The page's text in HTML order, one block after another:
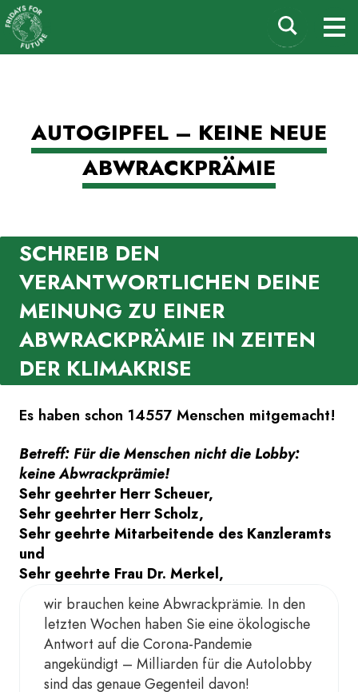
Inhalt
springen
Fridays for Future
Deutschland
Suchen
nach:
AUTOGIPFEL – KEINE NEUE
ABWRACKPRÄMIE
SCHREIB DEN
VERANTWORTLICHEN DEINE
MEINUNG ZU EINER
ABWRACKPRÄMIE IN ZEITEN
DER KLIMAKRISE
Es haben schon 14557 Menschen mitgemacht!
Betreff: Für die Menschen nicht die Lobby:
keine Abwrackprämie!
Sehr geehrter Herr Scheuer,
Sehr geehrter Herr Scholz,
Sehr geehrte Mitarbeitende des Kanzleramts
und
Sehr geehrte Frau Dr. Merkel,